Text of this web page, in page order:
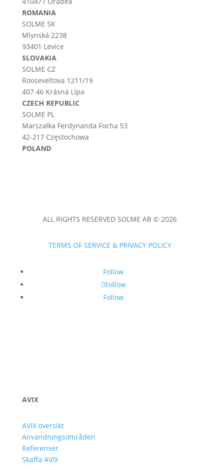
ROMANIA
SOLME SK
Mlynská 2238
93401 Levice
SLOVAKIA
SOLME CZ
Rooseveltova 1211/19
407 46 Krásná Lípa
CZECH REPUBLIC
SOLME PL
Marszałka Ferdynanda Focha 53
42-217 Częstochowa
POLAND
ALL RIGHTS RESERVED SOLME AB © 2026
TERMS OF SERVICE & PRIVACY POLICY
Follow
Follow
Follow
AVIX
AVIX översikt
Användningsområden
Referenser
Skaffa AVIX